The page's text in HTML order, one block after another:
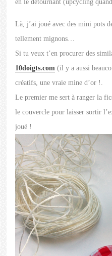
en le détournant (upcycling
Là, j’ai joué avec des mini pots
tellement mignons…
Si tu veux t’en procurer des
10doigts.com (il y a aussi
créatifs, une vraie mine d’or !.
Le premier me sert à ranger la
le couvercle pour laisser sortir
joué !